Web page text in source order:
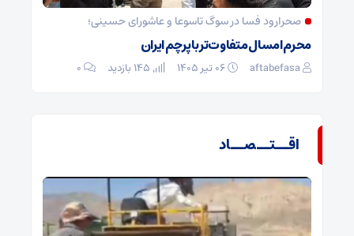
صحرارود فسا در سوگ تاسوعا و عاشورای حسینی؛
محرم امسال متفاوت‌تر با پرچم ایران
aftabefasa ۰
اقــتــصــاد